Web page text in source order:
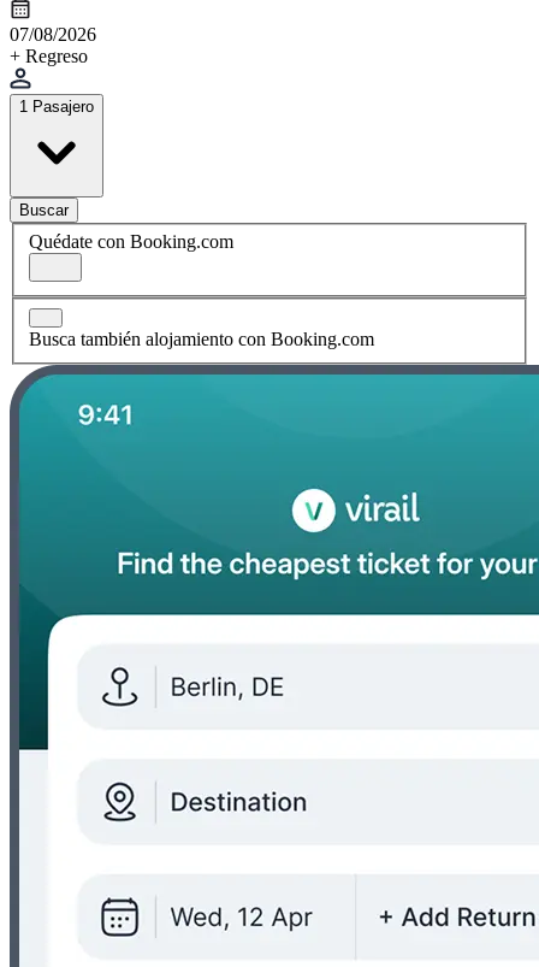
07/08/2026
+ Regreso
1 Pasajero
Buscar
Quédate con Booking.com
Busca también alojamiento con Booking.com